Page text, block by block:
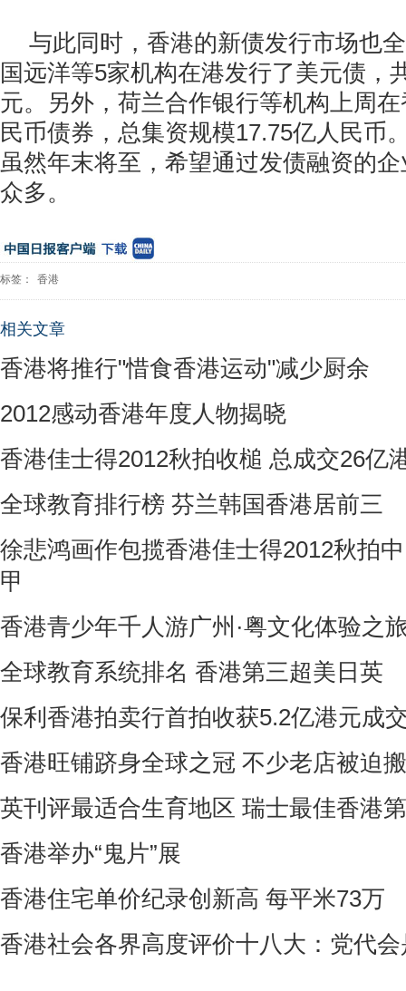
与此同时，香港的新债发行市场也
国远洋等5家机构在港发行了美元债，
元。另外，荷兰合作银行等机构上周
民币债券，总集资规模17.75亿人民币
虽然年末将至，希望通过发债融资的
众多。
标签： 香港
相关文章
香港将推行"惜食香港运动"减少厨余
2012感动香港年度人物揭晓
香港佳士得2012秋拍收槌 总成交26亿
全球教育排行榜 芬兰韩国香港居前三
徐悲鸿画作包揽香港佳士得2012秋拍
甲
香港青少年千人游广州·粤文化体验之
全球教育系统排名 香港第三超美日英
保利香港拍卖行首拍收获5.2亿港元成
香港旺铺跻身全球之冠 不少老店被迫
英刊评最适合生育地区 瑞士最佳香港
香港举办“鬼片”展
香港住宅单价纪录创新高 每平米73万
香港社会各界高度评价十八大：党代